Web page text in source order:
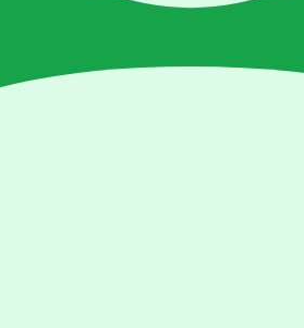
kangkung. Kedalaman tanam ideal: